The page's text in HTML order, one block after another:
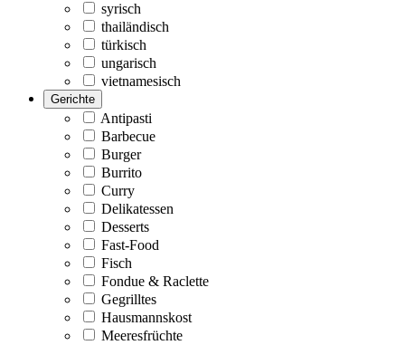
syrisch
thailändisch
türkisch
ungarisch
vietnamesisch
Gerichte
Antipasti
Barbecue
Burger
Burrito
Curry
Delikatessen
Desserts
Fast-Food
Fisch
Fondue & Raclette
Gegrilltes
Hausmannskost
Meeresfrüchte